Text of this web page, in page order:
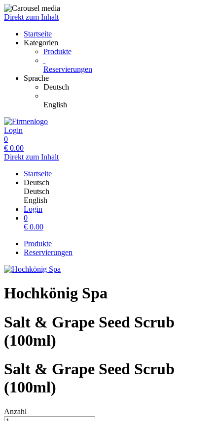
Direkt zum Inhalt
Startseite
Kategorien
Produkte
Reservierungen
Sprache
Deutsch
English
Login
0
€ 0.00
Direkt zum Inhalt
Startseite
Deutsch
Deutsch
English
Login
0
€ 0.00
Produkte
Reservierungen
Hochkönig Spa
Salt & Grape Seed Scrub
(100ml)
Salt & Grape Seed Scrub
(100ml)
Anzahl